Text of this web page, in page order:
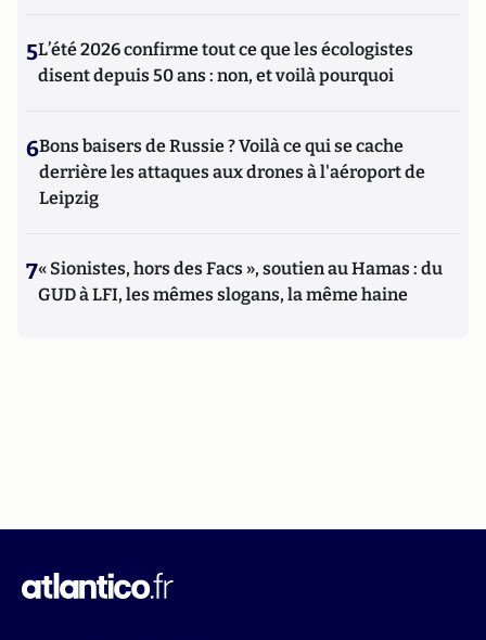
5L’été 2026 confirme tout ce que les écologistes
disent depuis 50 ans : non, et voilà pourquoi
6Bons baisers de Russie ? Voilà ce qui se cache
derrière les attaques aux drones à l'aéroport de
Leipzig
7« Sionistes, hors des Facs », soutien au Hamas : du
GUD à LFI, les mêmes slogans, la même haine